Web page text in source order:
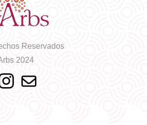
Reservados
2024